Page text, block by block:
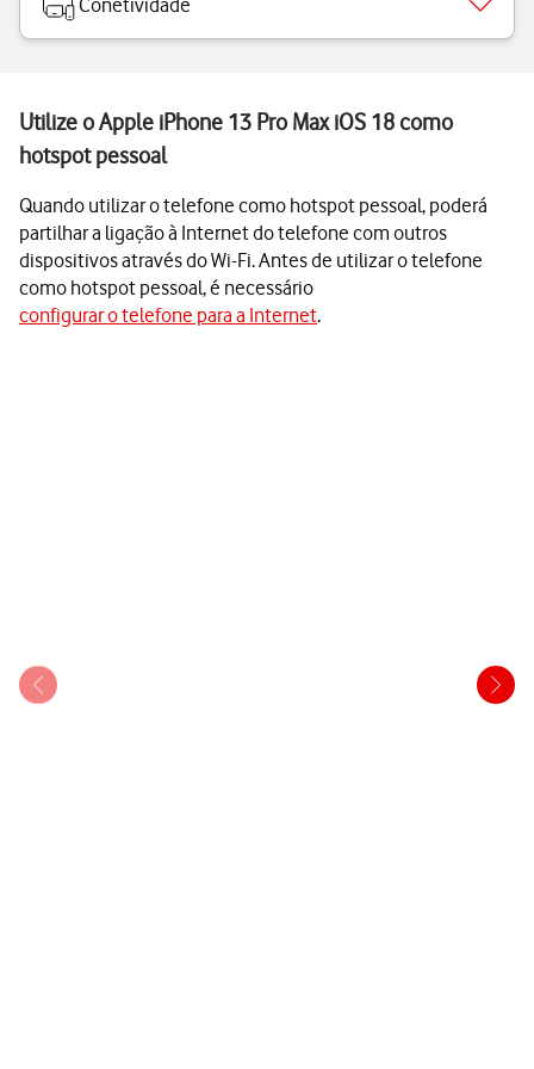
Conetividade
Utilize o Apple iPhone 13 Pro Max iOS 18 como
hotspot pessoal
Quando utilizar o telefone como hotspot pessoal, poderá
partilhar a ligação à Internet do telefone com outros
dispositivos através do Wi-Fi. Antes de utilizar o telefone
como hotspot pessoal, é necessário
configurar o telefone para a Internet.